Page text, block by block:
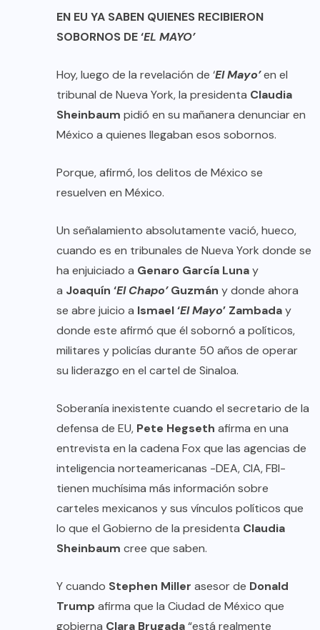
EN EU YA SABEN QUIENES RECIBIERON
SOBORNOS DE ‘EL MAYO’
Hoy, luego de la revelación de ‘El Mayo’en el
tribunal de Nueva York, la presidenta Claudia
Sheinbaum pidió en su mañanera denunciar en
México a quienes llegaban esos sobornos.
Porque, afirmó, los delitos de México se
resuelven en México.
Un señalamiento absolutamente vació, hueco,
cuando es en tribunales de Nueva York donde se
ha enjuiciado a Genaro García Lunay
a Joaquín ‘El Chapo’Guzmán y donde ahora
se abre juicio a Ismael ‘El Mayo’ Zambaday
donde este afirmó que él sobornó a políticos,
militares y policías durante 50 años de operar
su liderazgo en el cartel de Sinaloa.
Soberanía inexistente cuando el secretario de la
defensa de EU, Pete Hegseth afirma en una
entrevista en la cadena Fox que las agencias de
inteligencia norteamericanas -DEA, CIA, FBI-
tienen muchísima más información sobre
carteles mexicanos y sus vínculos políticos que
lo que el Gobierno de la presidenta Claudia
Sheinbaum cree que saben.
Y cuando Stephen Miller asesor de Donald
Trump afirma que la Ciudad de México que
gobierna Clara Brugada“está realmente